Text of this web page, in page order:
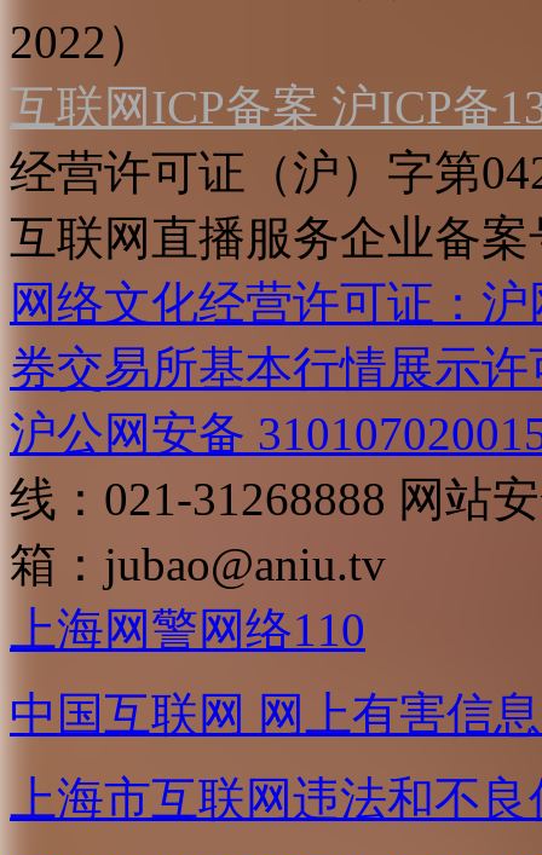
2022）
互联网ICP备案 沪ICP备
经营许可证（沪）字第
互联网直播服务企业备案
网络文化经营许可证：
券交易所基本行情展示许
沪公网安备
线：021-31268888 网站
箱： jubao@aniu.tv
上海网警网络110
中国互联网 网上有害信
上海市互联网违法和不